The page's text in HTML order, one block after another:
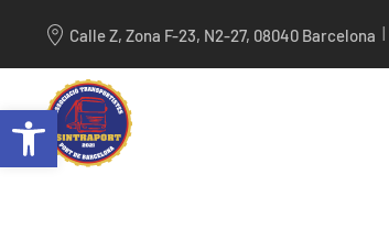
Abrir barra de herramientas
Calle Z, Zona F-23, N2-27, 08040 Barcelona |